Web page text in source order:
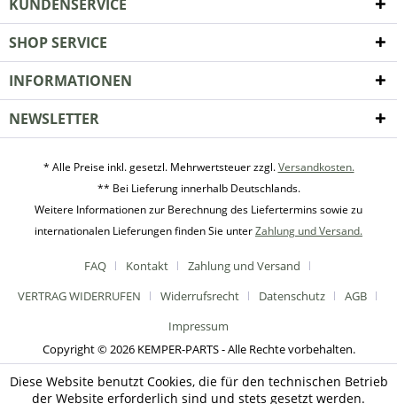
KUNDENSERVICE
SHOP SERVICE
INFORMATIONEN
NEWSLETTER
* Alle Preise inkl. gesetzl. Mehrwertsteuer zzgl.Versandkosten.
** Bei Lieferung innerhalb Deutschlands.
Weitere Informationen zur Berechnung des Liefertermins sowie zu
internationalen Lieferungen finden Sie unterZahlung und Versand.
FAQ Kontakt
Zahlung und Versand
VERTRAG WIDERRUFEN
Widerrufsrecht Datenschutz
AGB
Impressum
Copyright © 2026 KEMPER-PARTS - Alle Rechte vorbehalten.
Diese Website benutzt Cookies, die für den technischen Betrieb
der Website erforderlich sind und stets gesetzt werden.